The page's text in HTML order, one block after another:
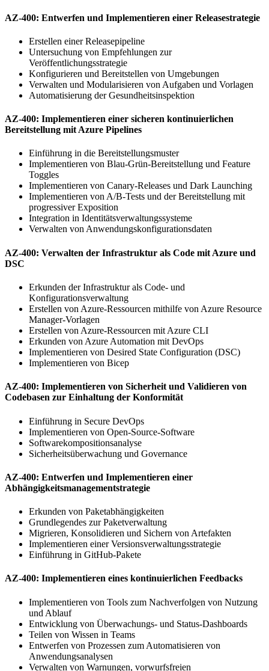
AZ-400: Entwerfen und Implementieren einer Releasestrategie
Erstellen einer Releasepipeline
Untersuchung von Empfehlungen zur
Veröffentlichungsstrategie
Konfigurieren und Bereitstellen von Umgebungen
Verwalten und Modularisieren von Aufgaben und Vorlagen
Automatisierung der Gesundheitsinspektion
AZ-400: Implementieren einer sicheren kontinuierlichen
Bereitstellung mit Azure Pipelines
Einführung in die Bereitstellungsmuster
Implementieren von Blau-Grün-Bereitstellung und Feature
Toggles
Implementieren von Canary-Releases und Dark Launching
Implementieren von A/B-Tests und der Bereitstellung mit
progressiver Exposition
Integration in Identitätsverwaltungssysteme
Verwalten von Anwendungskonfigurationsdaten
AZ-400: Verwalten der Infrastruktur als Code mit Azure und
DSC
Erkunden der Infrastruktur als Code- und
Konfigurationsverwaltung
Erstellen von Azure-Ressourcen mithilfe von Azure Resource
Manager-Vorlagen
Erstellen von Azure-Ressourcen mit Azure CLI
Erkunden von Azure Automation mit DevOps
Implementieren von Desired State Configuration (DSC)
Implementieren von Bicep
AZ-400: Implementieren von Sicherheit und Validieren von
Codebasen zur Einhaltung der Konformität
Einführung in Secure DevOps
Implementieren von Open-Source-Software
Softwarekompositionsanalyse
Sicherheitsüberwachung und Governance
AZ-400: Entwerfen und Implementieren einer
Abhängigkeitsmanagementstrategie
Erkunden von Paketabhängigkeiten
Grundlegendes zur Paketverwaltung
Migrieren, Konsolidieren und Sichern von Artefakten
Implementieren einer Versionsverwaltungsstrategie
Einführung in GitHub-Pakete
AZ-400: Implementieren eines kontinuierlichen Feedbacks
Implementieren von Tools zum Nachverfolgen von Nutzung
und Ablauf
Entwicklung von Überwachungs- und Status-Dashboards
Teilen von Wissen in Teams
Entwerfen von Prozessen zum Automatisieren von
Anwendungsanalysen
Verwalten von Warnungen, vorwurfsfreien